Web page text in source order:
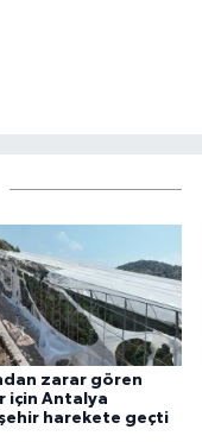
zarar gören
için Antalya
harekete geçti